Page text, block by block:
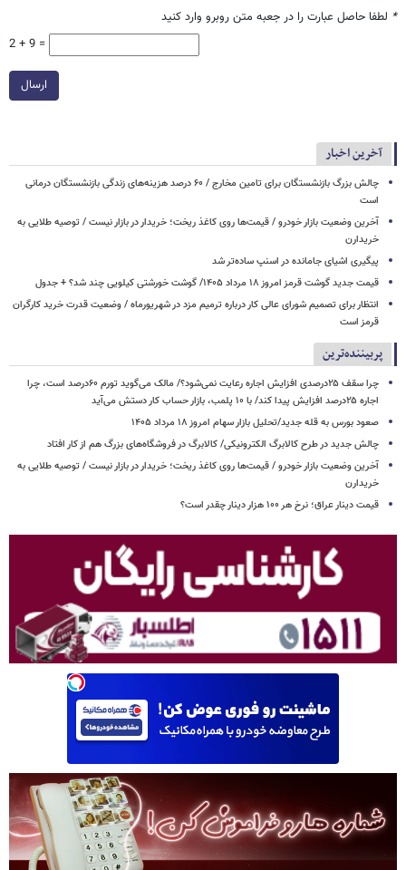
* لطفا حاصل عبارت را در جعبه متن روبرو وارد کنید
2 + 9 =
ارسال
آخرین اخبار
چالش بزرگ بازنشستگان برای تامین مخارج / ۶۰ درصد هزینه‌های زندگی بازنشستگان درمانی
است
آخرین وضعیت بازار خودرو / قیمت‌ها روی کاغذ ریخت؛ خریدار در بازار نیست / توصیه طلایی به
خریدارن
پیگیری اشیای جامانده در اسنپ ساده‌تر شد
قیمت جدید گوشت قرمز امروز ۱۸ مرداد ۱۴۰۵/ گوشت خورشتی کیلویی چند شد؟ + جدول
انتظار برای تصمیم شورای‌ عالی کار درباره ترمیم مزد در شهریورماه / وضعیت قدرت خرید کارگران
قرمز است
پربیننده‌ترین
چرا سقف ۲۵درصدی افزایش اجاره رعایت نمی‌شود؟/ مالک می‌گوید تورم ۶۰درصد است، چرا
اجاره ۲۵درصد افزایش پیدا کند/ با ۱۰ پلمب، بازار حساب کار دستش می‌آید
صعود بورس به قله جدید/تحلیل بازار سهام امروز ۱۸ مرداد ۱۴۰۵
چالش جدید در طرح کالابرگ الکترونیکی/ کالابرگ در فروشگاه‌های بزرگ هم از کار افتاد
آخرین وضعیت بازار خودرو / قیمت‌ها روی کاغذ ریخت؛ خریدار در بازار نیست / توصیه طلایی به
خریدارن
قیمت دینار عراق؛ نرخ هر ۱۰۰ هزار دینار چقدر است؟